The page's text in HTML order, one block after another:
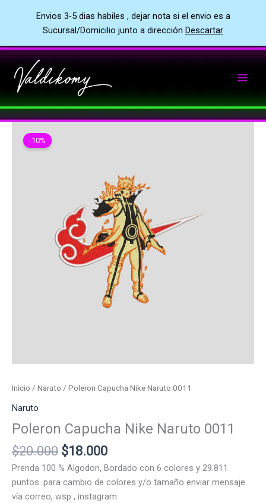
Envios 3-5 dias habiles , dejar nota si el envio es a
Sucursal/Domicilio junto a dirección Descartar
al
contenido
-10%
Inicio / Naruto / Poleron Capucha Nike Naruto 0011
Naruto
Poleron Capucha Nike Naruto 0011
$20.000 El
precio
original
era:
$18.000El
precio
actual
es:
Prenda 100 % Algodon, Bordado con 6 colores y 29.811
puntos. para cambio de colores y/o tamaño enviar mensaje
vía correo, wsp , instagram.